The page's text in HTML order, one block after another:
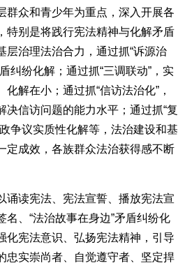
群众和青少年为重点，深入开展各
特别是将践行宪法精神与化解矛盾
层治理法治合力，通过抓“诉源治
纠纷化解；通过抓“三调联动”，实
解在小；通过抓“信访法治化”，
决信访问题的能力水平；通过抓“复
争议实质性化解等，法治建设和基
定成效，各族群众法治获得感不断
诵读宪法、宪法宣誓、播放宪法宣
名、“法治故事在身边”矛盾纠纷化
化宪法意识、弘扬宪法精神，引导
忠实崇尚者、自觉遵守者、坚定捍